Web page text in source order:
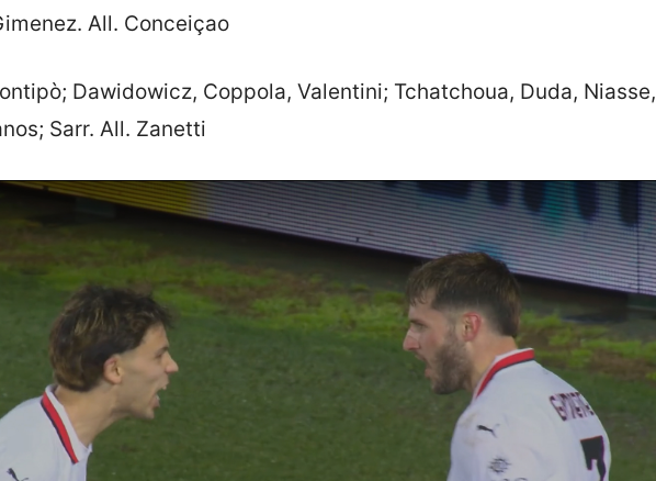
All. Conceiçao
Dawidowicz, Coppola, Valentini; Tchatchoua, Duda, Niasse,
Sarr. All. Zanetti